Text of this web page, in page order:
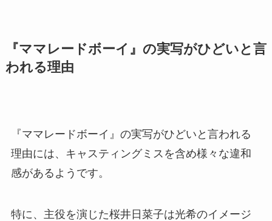
『ママレードボーイ』の実写がひどいと言
われる理由
『ママレードボーイ』の実写がひどいと言われる
理由には、キャスティングミスを含め様々な違和
感があるようです。
特に、主役を演じた桜井日菜子は光希のイメージ